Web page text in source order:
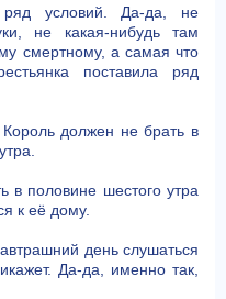
ряд условий. Да-да, не
не какая-нибудь там
смертному, а самая что
поставила ряд
Король должен не брать в
в половине шестого утра
к её дому.
день слушаться
Да-да, именно так,